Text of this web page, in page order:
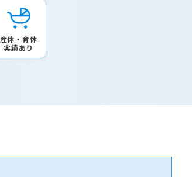
産休・育休
実績あり